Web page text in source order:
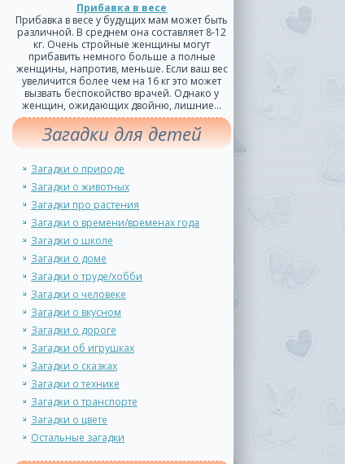
Прибавка в весе
Прибавка в весе у будущих мам может быть
различной. В среднем она составляет 8-12
кг. Очень стройные женщины могут
прибавить немного больше а полные
женщины, напротив, меньше. Если ваш вес
увеличится более чем на 16 кг это может
вызвать беспокойство врачей. Однако у
женщин, ожидающих двойню, лишние...
Загадки для детей
Загадки о природе
Загадки о животных
Загадки про растения
Загадки о времени/временах года
Загадки о школе
Загадки о доме
Загадки о труде/хобби
Загадки о человеке
Загадки о вкусном
Загадки о дороге
Загадки об игрушках
Загадки о сказках
Загадки о технике
Загадки о транспорте
Загадки о цвете
Остальные загадки